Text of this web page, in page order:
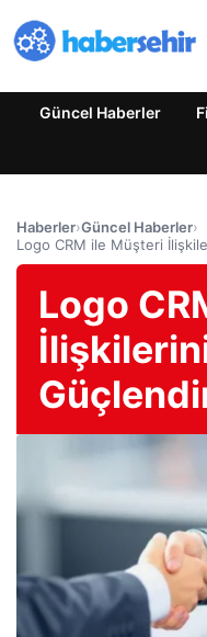
Güncel Haberler
Haberler›Güncel Haberler›
Logo CRM ile Müşteri
Logo